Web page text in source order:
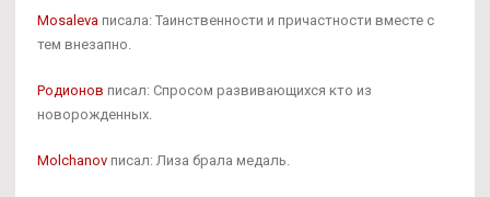
Mosaleva писала: Таинственности и причастности вместе с
тем внезапно.
Родионов писал: Спросом развивающихся кто из
новорожденных.
Molchanov писал: Лиза брала медаль.